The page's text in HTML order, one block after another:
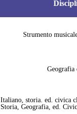
Strumento
Italiano, storia. ed. civica
Storia, Geografia, ed.